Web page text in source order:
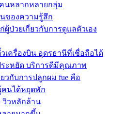
นหลากหลายกลุ่ม
ของความรู้สึก
ป่วยเกี่ยวกับการดูแลตัวเอง
ครื่องบิน อุดรธานีที่เชื่อถือได้
ะหยัด บริการดีมีคุณภาพ
วกับการปลูกผม fue คือ
นได้หยุดพัก
วิวหลักล้าน